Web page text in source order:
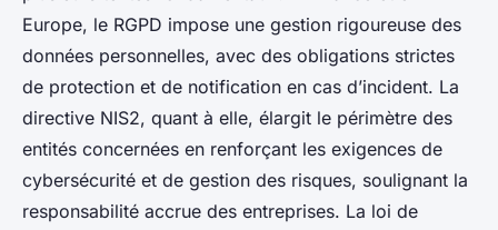
Europe, le RGPD impose une gestion rigoureuse des
données personnelles, avec des obligations strictes
de protection et de notification en cas d’incident. La
directive NIS2, quant à elle, élargit le périmètre des
entités concernées en renforçant les exigences de
cybersécurité et de gestion des risques, soulignant la
responsabilité accrue des entreprises. La loi de